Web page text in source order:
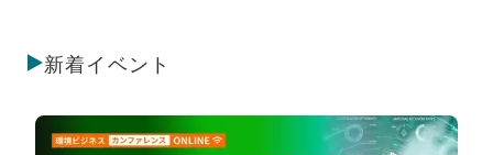
新着イベント